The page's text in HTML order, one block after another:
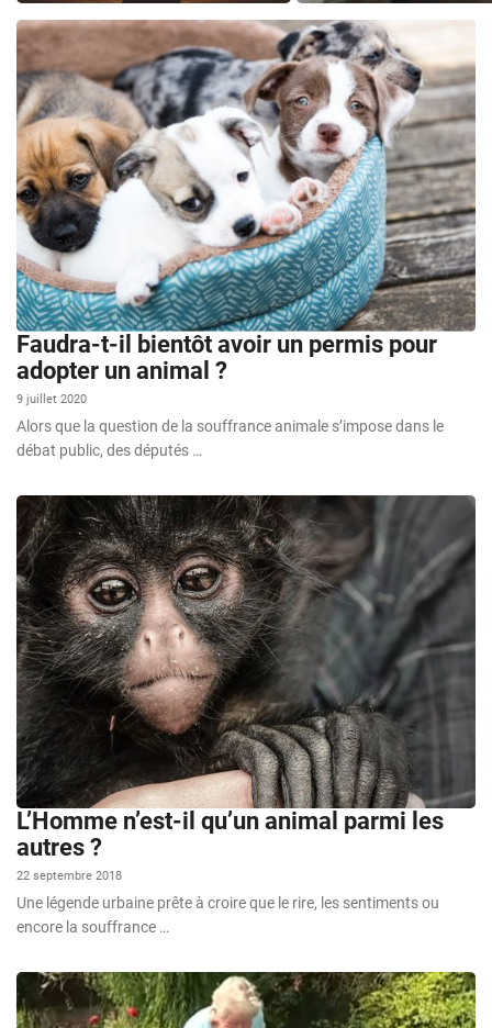
Faudra-t-il bientôt avoir un permis pour
adopter un animal ?
9 juillet 2020
Alors que la question de la souffrance animale s’impose dans le
débat public, des députés …
L’Homme n’est-il qu’un animal parmi les
autres ?
22 septembre 2018
Une légende urbaine prête à croire que le rire, les sentiments ou
encore la souffrance …